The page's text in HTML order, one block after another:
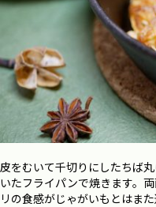
皮をむいて千切りにしたちば
いたフライパンで焼きます。
リの食感がじゃがいもとはま